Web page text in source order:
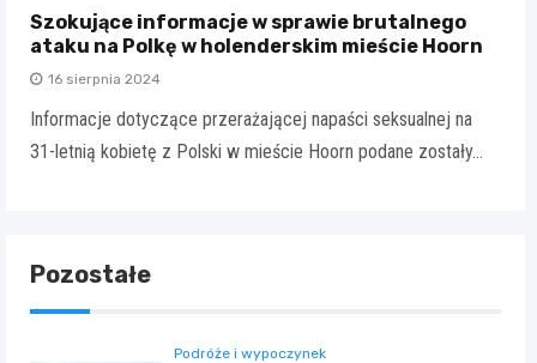
Szokujące informacje w sprawie brutalnego
ataku na Polkę w holenderskim mieście Hoorn
16 sierpnia 2024
Informacje dotyczące przerażającej napaści seksualnej na
31-letnią kobietę z Polski w mieście Hoorn podane zostały…
Pozostałe
Podróże i wypoczynek